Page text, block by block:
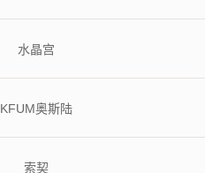
水晶宫
KFUM奥斯陆
索契